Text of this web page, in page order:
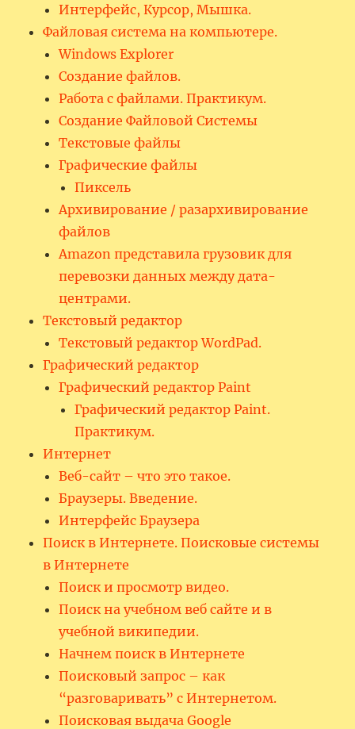
Интерфейс, Курсор, Мышка.
Файловая система на компьютере.
Windows Explorer
Создание файлов.
Работа с файлами. Практикум.
Создание Файловой Системы
Текстовые файлы
Графические файлы
Пиксель
Архивирование / разархивирование
файлов
Amazon представила грузовик для
перевозки данных между дата-
центрами.
Текстовый редактор
Текстовый редактор WordPad.
Графический редактор
Графический редактор Paint
Графический редактор Paint.
Практикум.
Интернет
Веб-сайт – что это такое.
Браузеры. Введение.
Интерфейс Браузера
Поиск в Интернете. Поисковые системы
в Интернете
Поиск и просмотр видео.
Поиск на учебном веб сайте и в
учебной википедии.
Начнем поиск в Интернете
Поисковый запрос – как
“разговаривать” с Интернетом.
Поисковая выдача Google